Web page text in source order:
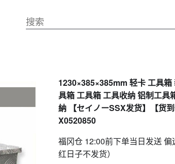
1230×385×385mm 轻卡 工具
具箱 工具箱 工具收纳 铝制工具
納 【セイノーSSX发货】【货
X0520850
福冈仓 12:00前下单当日发送
红日子不发货）